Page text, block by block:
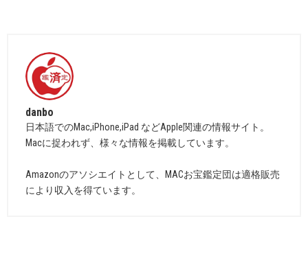
danbo
日本語でのMac,iPhone,iPad などApple関連の情報サイト。
Macに捉われず、様々な情報を掲載しています。
Amazonのアソシエイトとして、MACお宝鑑定団は適格販売
により収入を得ています。